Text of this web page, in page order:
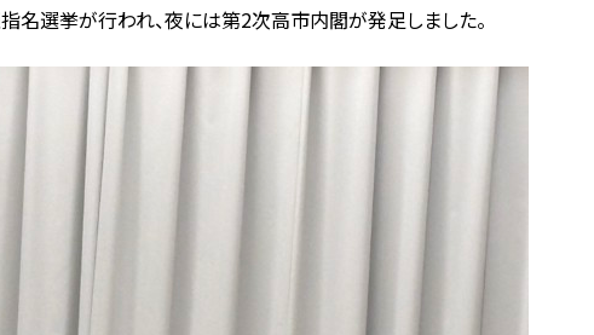
名選挙が行われ、夜には第2次高市内閣が発足しました。